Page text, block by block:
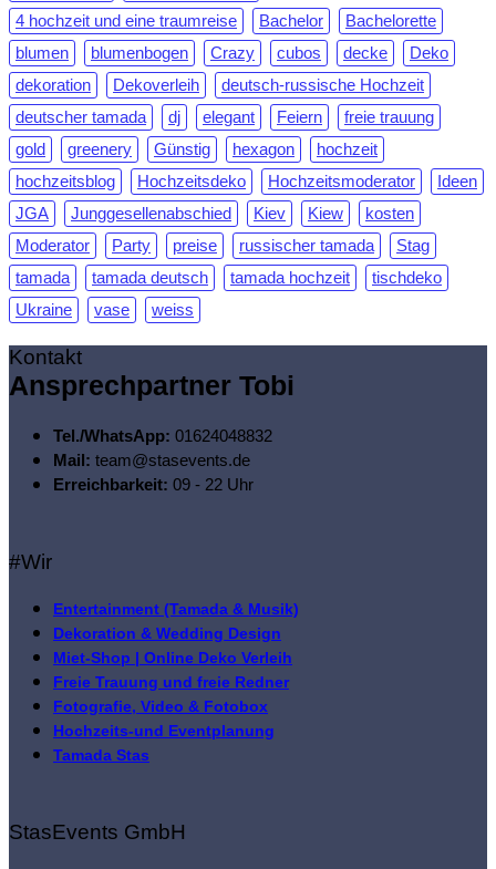
etwas
kann
hat
und
bleibt
–
Elegante
Hochzeitsdeko
mit
Stil
Cherry
Blossom
Kirschbäume
–
eine
besondere
Kombination
4 hochzeit und eine traumreise
Bachelor
Bachelorette
blumen
blumenbogen Crazy cubos decke
Deko
dekoration
Dekoverleih
deutsch-russische Hochzeit
deutscher tamada
dj elegant Feiern
freie trauung
gold
greenery Günstig hexagon
hochzeit
hochzeitsblog
Hochzeitsdeko Hochzeitsmoderator
Ideen
JGA
Junggesellenabschied Kiev Kiew
kosten
Moderator
Party preise russischer tamada
Stag
tamada
tamada deutsch tamada hochzeit
tischdeko
Ukraine
vase weiss
Kontakt
Ansprechpartner Tobi
Tel./WhatsApp: 01624048832
Mail: team@stasevents.de
Erreichbarkeit: 09 - 22 Uhr
#Wir
Entertainment (Tamada & Musik)
Dekoration & Wedding Design
Miet-Shop | Online Deko Verleih
Freie Trauung und freie Redner
Fotografie, Video & Fotobox
Hochzeits-und Eventplanung
Tamada Stas
StasEvents GmbH